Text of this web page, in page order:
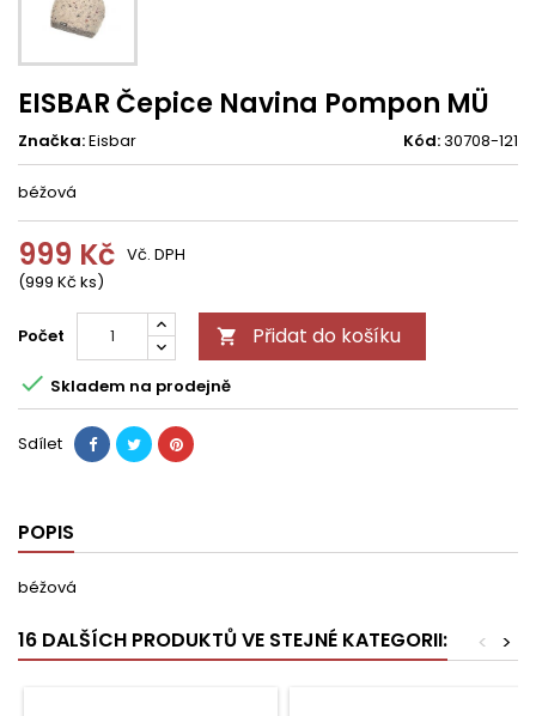
EISBAR Čepice Navina Pompon MÜ
Značka:Eisbar Kód:30708-121
béžová
999 Kč
(999 Kč ks)
Vč. DPH
Počet  Přidat do košíku
 Skladem na prodejně
Sdílet
POPIS
béžová
16 DALŠÍCH PRODUKTŮ VE STEJNÉ KATEGORII: >
<